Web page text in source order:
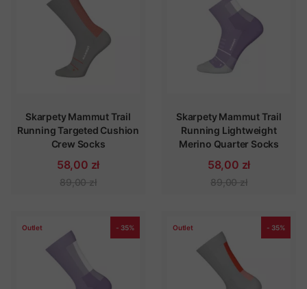
Skarpety Mammut Trail
Running Targeted Cushion
Crew Socks
58,00 zł
89,00 zł
Skarpety Mammut Trail
Running Lightweight
Merino Quarter Socks
58,00 zł
89,00 zł
Outlet - 35% Outlet - 35%